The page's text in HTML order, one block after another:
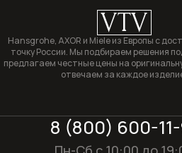
Сушильные машины
Техника для кухни
Техника для ухода за
VTV
Hansgrohe, AXOR и Miele из Европы с
точку России. Мы подбираем решения
предлагаем честные цены на
отвечаем за каждое
8 (800) 600-11-